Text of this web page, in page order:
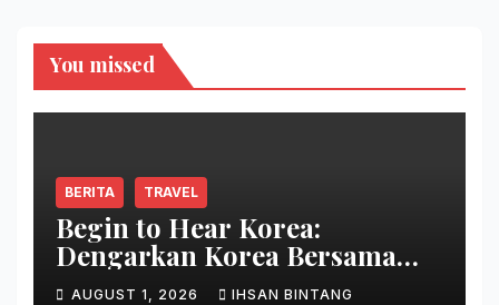
You missed
BERITA TRAVEL
Begin to Hear Korea:
Dengarkan Korea Bersama
Park Bo Gum
AUGUST 1, 2026 IHSAN BINTANG